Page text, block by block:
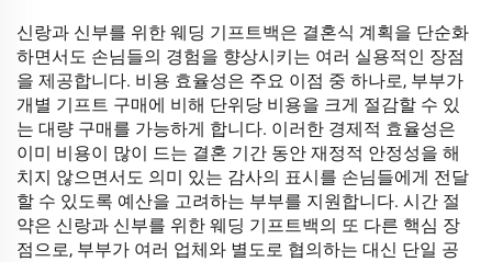
신랑과 신부를 위한 웨딩 기프트백은 결혼식 계획을 단순화
하면서도 손님들의 경험을 향상시키는 여러 실용적인 장점
을 제공합니다. 비용 효율성은 주요 이점 중 하나로, 부부가
개별 기프트 구매에 비해 단위당 비용을 크게 절감할 수 있
는 대량 구매를 가능하게 합니다. 이러한 경제적 효율성은
이미 비용이 많이 드는 결혼 기간 동안 재정적 안정성을 해
치지 않으면서도 의미 있는 감사의 표시를 손님들에게 전달
할 수 있도록 예산을 고려하는 부부를 지원합니다. 시간 절
약은 신랑과 신부를 위한 웨딩 기프트백의 또 다른 핵심 장
점으로, 부부가 여러 업체와 별도로 협의하는 대신 단일 공